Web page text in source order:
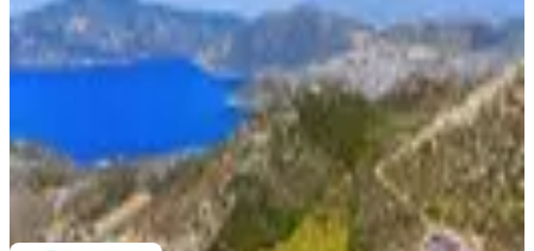
460 m²·5.326/m²· 08.01.2026
2.450.000 ₺
KALKAN EMLAK MERKEZİ Bedirhan Ertan